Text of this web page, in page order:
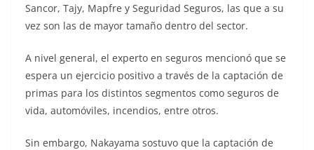
Sancor, Tajy, Mapfre y Seguridad Seguros, las que a su
vez son las de mayor tamaño dentro del sector.
A nivel general, el experto en seguros mencionó que se
espera un ejercicio positivo a través de la captación de
primas para los distintos segmentos como seguros de
vida, automóviles, incendios, entre otros.
Sin embargo, Nakayama sostuvo que la captación de